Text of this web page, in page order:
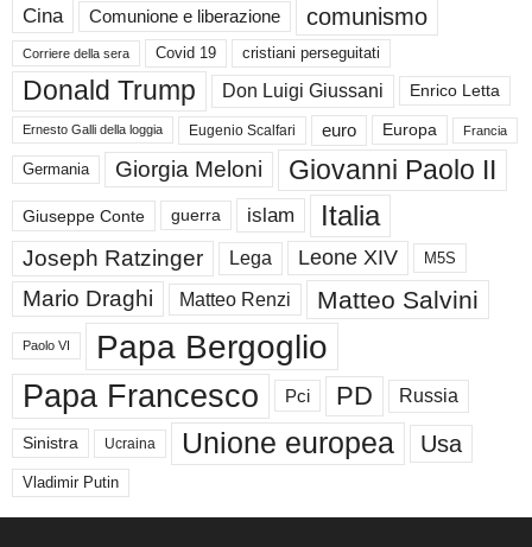
Cina Comunione e liberazione comunismo
Corriere della sera Covid 19 cristiani perseguitati
Donald Trump Don Luigi Giussani Enrico Letta
Ernesto Galli della loggia Eugenio Scalfari euro Europa Francia
Germania Giorgia Meloni Giovanni Paolo II
Giuseppe Conte guerra islam Italia
Joseph Ratzinger Lega Leone XIV M5S
Mario Draghi Matteo Renzi Matteo Salvini
Paolo VI Papa Bergoglio
Papa Francesco Pci PD Russia
Sinistra Ucraina Unione europea Usa
Vladimir Putin